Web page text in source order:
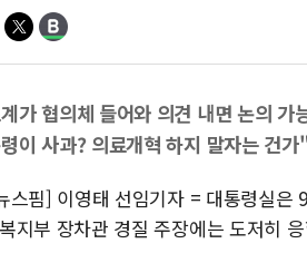
가 협의체 들어와 의견 내면 논의 가
이 사과? 의료개혁 하지 말자는 건
스핌] 이영태 선임기자 = 대통령실은
지부 장차관 경질 주장에는 도저히